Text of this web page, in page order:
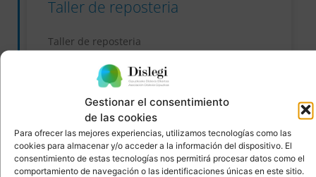
Gestionar el consentimiento
de las cookies
Para ofrecer las mejores experiencias, utilizamos tecnologías como las
cookies para almacenar y/o acceder a la información del dispositivo. El
consentimiento de estas tecnologías nos permitirá procesar datos como el
comportamiento de navegación o las identificaciones únicas en este sitio.
Taller de reposteria
Taller de reposteria
READ MORE »
23/11/2023 No hay comentarios